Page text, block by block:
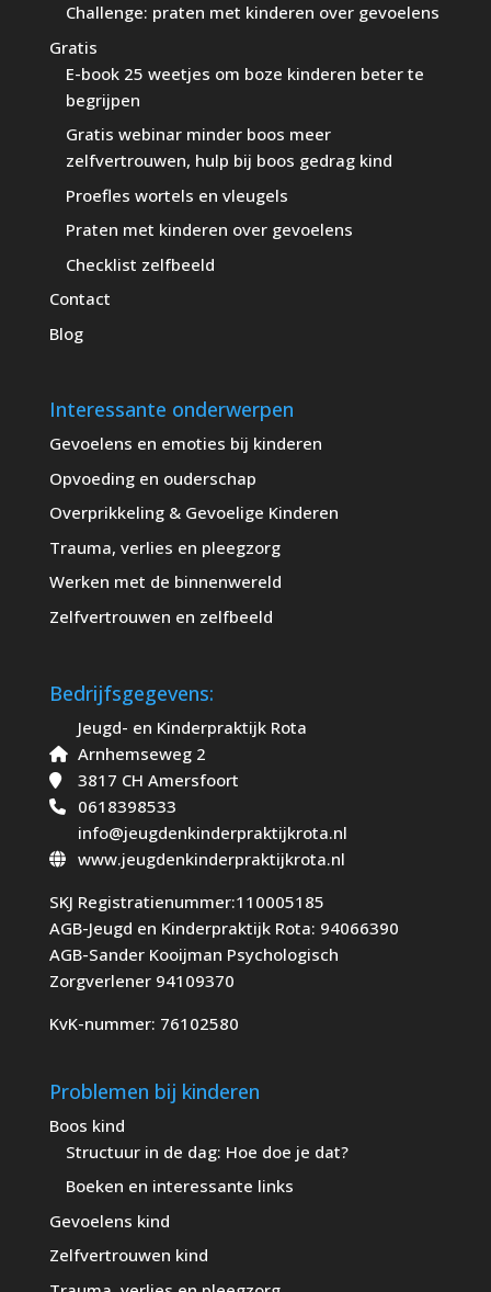
Challenge: praten met kinderen over gevoelens
Gratis
E-book 25 weetjes om boze kinderen beter te
begrijpen
Gratis webinar minder boos meer
zelfvertrouwen, hulp bij boos gedrag kind
Proefles wortels en vleugels
Praten met kinderen over gevoelens
Checklist zelfbeeld
Contact
Blog
Interessante onderwerpen
Gevoelens en emoties bij kinderen
Opvoeding en ouderschap
Overprikkeling & Gevoelige Kinderen
Trauma, verlies en pleegzorg
Werken met de binnenwereld
Zelfvertrouwen en zelfbeeld
Bedrijfsgegevens:
Jeugd- en Kinderpraktijk Rota
Arnhemseweg 2
3817 CH Amersfoort
0618398533
info@jeugdenkinderpraktijkrota.nl
www.jeugdenkinderpraktijkrota.nl
SKJ Registratienummer:110005185
AGB-Jeugd en Kinderpraktijk Rota: 94066390
AGB-Sander Kooijman Psychologisch
Zorgverlener 94109370
KvK-nummer: 76102580
Problemen bij kinderen
Boos kind
Structuur in de dag: Hoe doe je dat?
Boeken en interessante links
Gevoelens kind
Zelfvertrouwen kind